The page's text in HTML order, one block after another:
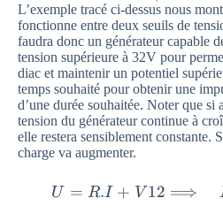
L’exemple tracé ci-dessus nous
fonctionne entre deux seuils de
faudra donc un générateur capable
tension supérieure à 32V pour
diac et maintenir un potentiel
temps souhaité pour obtenir une
d’une durée souhaitée. Noter que si
tension du générateur continue à
elle restera sensiblement constante.
charge va augmenter.
U=R.I+{ V }{ 12
U = R.I + V 12 ⟹